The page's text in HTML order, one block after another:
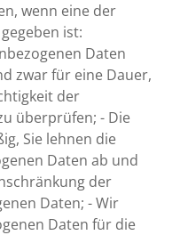
wenn eine der
ist:
Daten
zwar für eine Dauer,
der
überprüfen; - Die
Sie lehnen die
Daten ab und
der
Daten; - Wir
Daten für die